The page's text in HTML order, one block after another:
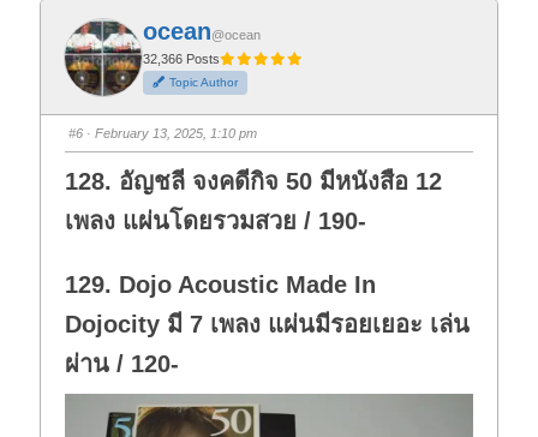
f
o
r
t
h
u
m
d
o
n
.
o
t
h
u
m
u
p
ocean@ocean
32,366 Posts
Topic Author
#6 · February 13, 2025, 1:10 pm
128. อัญชลี จงคดีกิจ 50 มีหนังสือ 12
เพลง แผ่นโดยรวมสวย / 190-
129. Dojo Acoustic Made In
Dojocity มี 7 เพลง แผ่นมีรอยเยอะ เล่น
ผ่าน / 120-